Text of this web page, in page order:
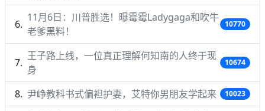
11月6日：川普胜选！曝霉霉Ladygaga和吹牛
老爹黑料！
10770
王子路上线，一位真正理解何知南的人终于现
身
10674
尹峥教科书式偏袒护妻，艾特你男朋友学起来 10023